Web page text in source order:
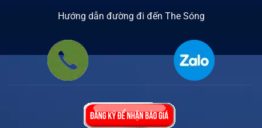
Hướng dẫn đường đi đến The Sóng